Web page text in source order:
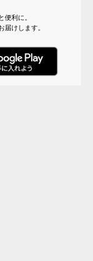
利に。
けします。